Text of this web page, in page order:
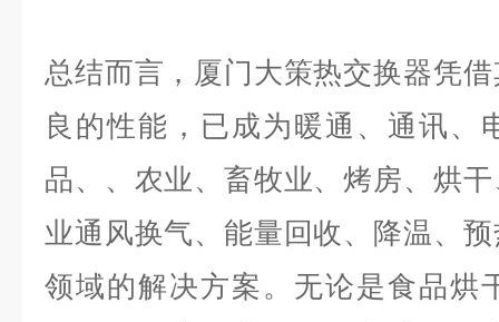
总结而言，厦门大策热交换器凭
良的性能，已成为暖通、通讯、
品、、农业、畜牧业、烤房、烘
业通风换气、能量回收、降温、
领域的解决方案。无论是食品烘